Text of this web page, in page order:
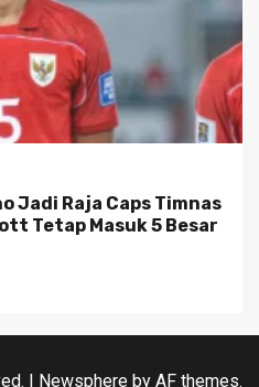
Jadi Raja Caps Timnas
Tetap Masuk 5 Besar
| Newsphere by AF themes.